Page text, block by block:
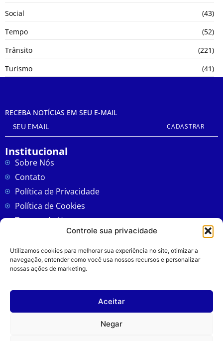
Controle sua privacidade
Utilizamos cookies para melhorar sua experiência no site, otimizar a
navegação, entender como você usa nossos recursos e personalizar
nossas ações de marketing.
Aceitar
Negar
Social
(43)
Tempo
(52)
Trânsito
(221)
Turismo
(41)
RECEBA NOTÍCIAS EM SEU E-MAIL
CADASTRAR
Institucional
Sobre Nós
Contato
Política de Privacidade
Política de Cookies
Termos de Uso
Cubatão
Região
Colunas